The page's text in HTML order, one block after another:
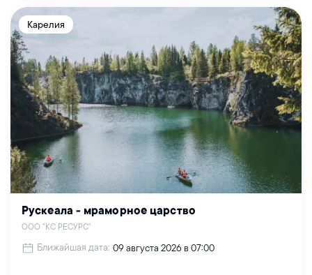
Карелия
Рускеала - мраморное царство
ООО "КС РЕСУРС"
Ближайшая дата: 09 августа 2026 в 07:00